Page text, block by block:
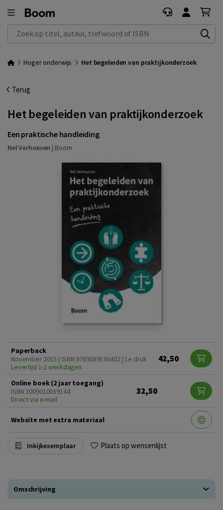
Zoek op titel, auteur, trefwoord of ISBN
Hoger onderwijs Het begeleiden van praktijkonderzoek
Terug
Het begeleiden van praktijkonderzoek
Een praktische handleiding
Nel Verhoeven | Boom
Paperback
November 2015 | ISBN 9789089536402 | 1e druk
Levertijd 1-2 werkdagen
42,50
Online boek (2 jaar toegang)
ISBN 3009010039144
Direct via e-mail
32,50
Website met extra materiaal
Inkijkexemplaar Plaats op wensenlijst
Omschrijving